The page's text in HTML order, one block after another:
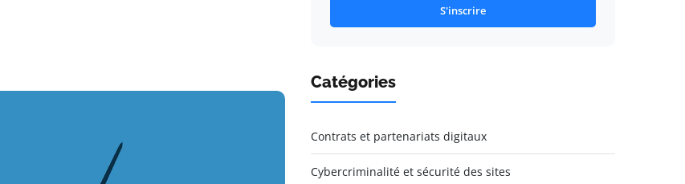
S'inscrire
Catégories
Contrats et partenariats digitaux
Cybercriminalité et sécurité des sites